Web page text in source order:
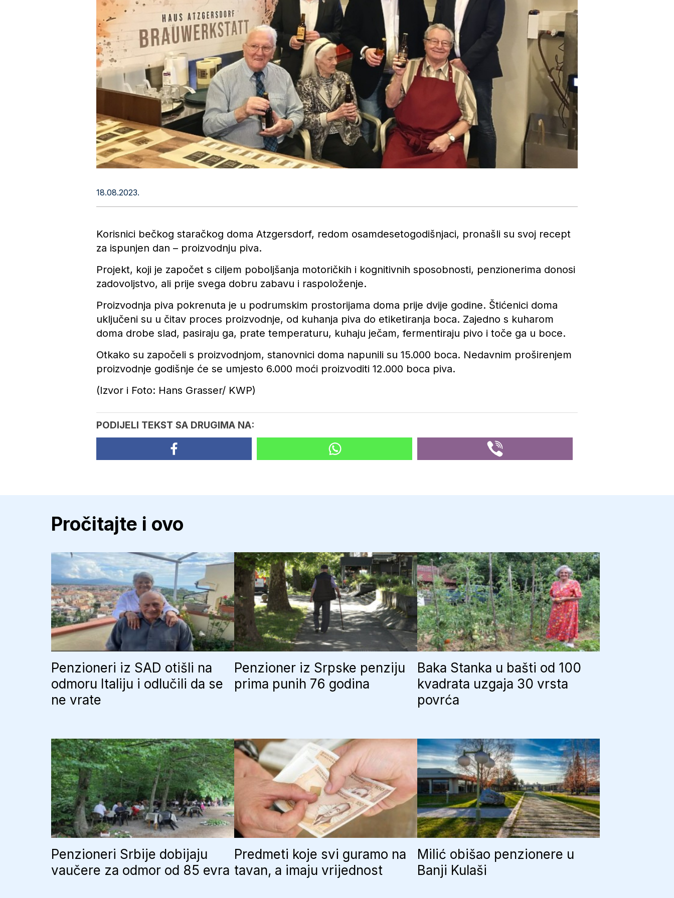
18.08.2023.
Korisnici bečkog staračkog doma Atzgersdorf, redom osamdesetogodišnjaci, pronašli su svoj recept
za ispunjen dan – proizvodnju piva.
Projekt, koji je započet s ciljem poboljšanja motoričkih i kognitivnih sposobnosti, penzionerima donosi
zadovoljstvo, ali prije svega dobru zabavu i raspoloženje.
Proizvodnja piva pokrenuta je u podrumskim prostorijama doma prije dvije godine. Štićenici doma
uključeni su u čitav proces proizvodnje, od kuhanja piva do etiketiranja boca. Zajedno s kuharom
doma drobe slad, pasiraju ga, prate temperaturu, kuhaju ječam, fermentiraju pivo i toče ga u boce.
Otkako su započeli s proizvodnjom, stanovnici doma napunili su 15.000 boca. Nedavnim proširenjem
proizvodnje godišnje će se umjesto 6.000 moći proizvoditi 12.000 boca piva.
(Izvor i Foto: Hans Grasser/ KWP)
PODIJELI TEKST SA DRUGIMA NA:
Pročitajte i ovo
Penzioneri iz SAD otišli na
odmoru Italiju i odlučili da se
ne vrate
Penzioner iz Srpske penziju
prima punih 76 godina
Baka Stanka u bašti od 100
kvadrata uzgaja 30 vrsta
povrća
Penzioneri Srbije dobijaju
vaučere za odmor od 85 evra
Predmeti koje svi guramo na
tavan, a imaju vrijednost
Milić obišao penzionere u
Banji Kulaši